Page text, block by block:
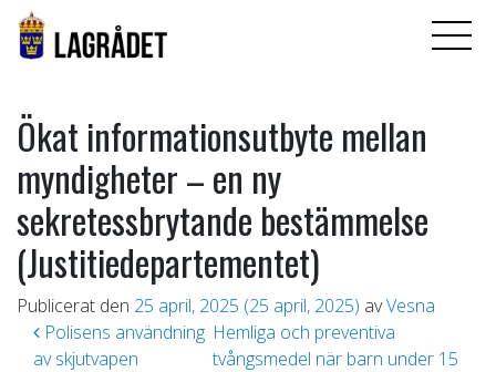
Ökat informationsutbyte mellan
myndigheter – en ny
sekretessbrytande bestämmelse
(Justitiedepartementet)
Publicerat den 25 april, 2025 (25 april, 2025) avVesna
Inläggsnavigering
Polisens användning
av skjutvapen
Hemliga och preventiva
tvångsmedel när barn under 15